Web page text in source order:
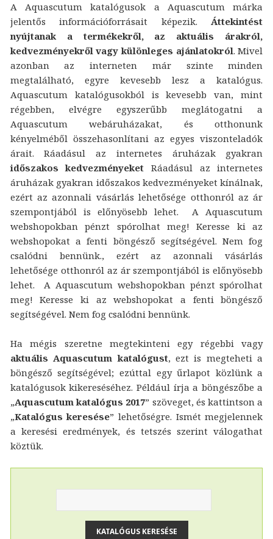
A Aquascutum katalógusok a Aquascutum márka
jelentős információforrásait képezik.Áttekintést
nyújtanak a termékekről, az aktuális árakról,
kedvezményekről vagy különleges ajánlatokról. Mivel
azonban az interneten már szinte minden
megtalálható, egyre kevesebb lesz a katalógus.
Aquascutum katalógusokból is kevesebb van, mint
régebben, elvégre egyszerűbb meglátogatni a
Aquascutum webáruházakat, és otthonunk
kényelméből összehasonlítani az egyes viszonteladók
árait. Ráadásul az internetes áruházak gyakran
időszakos kedvezményeket Ráadásul az internetes
áruházak gyakran időszakos kedvezményeket kínálnak,
ezért az azonnali vásárlás lehetősége otthonról az ár
szempontjából is előnyösebb lehet. A Aquascutum
webshopokban pénzt spórolhat meg! Keresse ki az
webshopokat a fenti böngésző segítségével. Nem fog
csalódni bennünk., ezért az azonnali vásárlás
lehetősége otthonról az ár szempontjából is előnyösebb
lehet. A Aquascutum webshopokban pénzt spórolhat
meg! Keresse ki az webshopokat a fenti böngésző
segítségével. Nem fog csalódni bennünk.
Ha mégis szeretne megtekinteni egy régebbi vagy
aktuális Aquascutum katalógust, ezt is megteheti a
böngésző segítségével; ezúttal egy űrlapot közlünk a
katalógusok kikereséséhez. Például írja a böngészőbe a
„Aquascutum katalógus 2017” szöveget, és kattintson a
„Katalógus keresése” lehetőségre. Ismét megjelennek
a keresési eredmények, és tetszés szerint válogathat
köztük.